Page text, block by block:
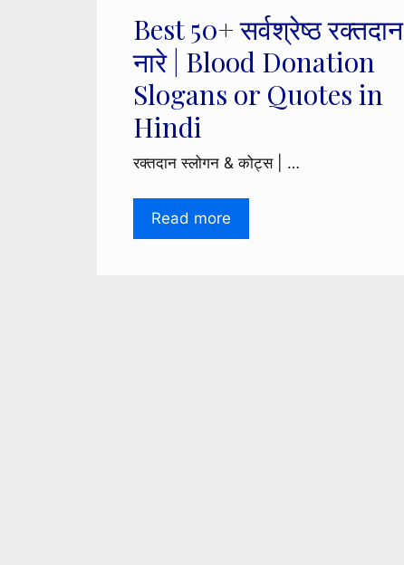
Best 50+ सर्वश्रेष्ठ रक्तदान
नारे | Blood Donation
Slogans or Quotes in
Hindi
रक्तदान स्लोगन & कोट्स | …
Read more